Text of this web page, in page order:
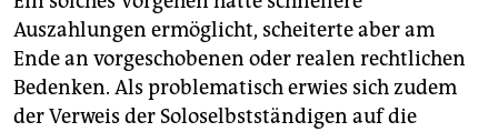
Auszahlungen ermöglicht, scheiterte aber am
Ende an vorgeschobenen oder realen rechtlichen
Bedenken. Als problematisch erwies sich zudem
der Verweis der Soloselbstständigen auf die